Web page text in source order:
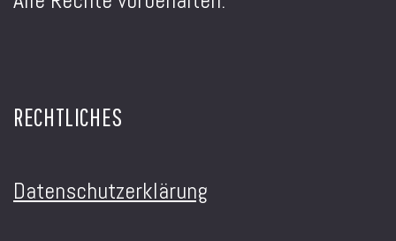
RECHTLICHES
Datenschutzerklärung